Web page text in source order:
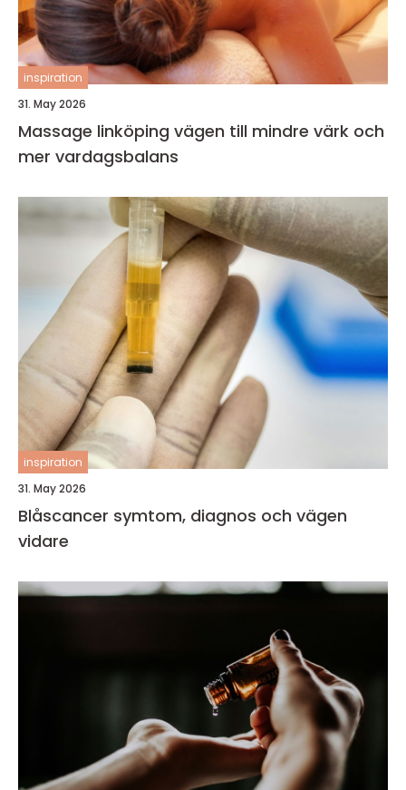
inspiration
31. May 2026
Massage linköping vägen till mindre värk och
mer vardagsbalans
inspiration
31. May 2026
Blåscancer symtom, diagnos och vägen
vidare